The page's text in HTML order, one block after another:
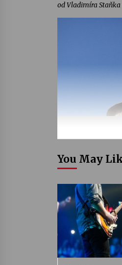
od Vladimíra Staňka
You May